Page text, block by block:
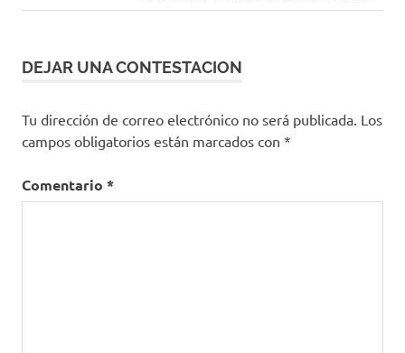
entradas
entrada:
DEJAR UNA CONTESTACION
Tu dirección de correo electrónico no será publicada. Los
campos obligatorios están marcados con *
Comentario *